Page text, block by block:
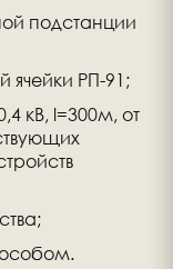
подстанции
РП-91;
кВ, l=300м, от